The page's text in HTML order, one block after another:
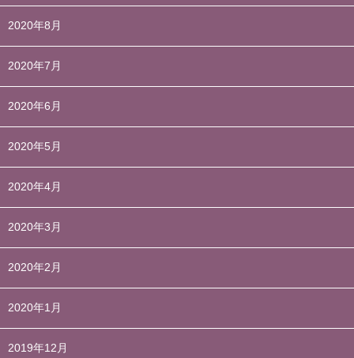
2020年8月
2020年7月
2020年6月
2020年5月
2020年4月
2020年3月
2020年2月
2020年1月
2019年12月